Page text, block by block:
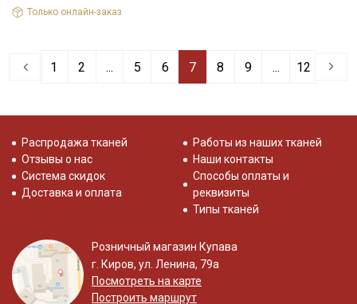
Только онлайн-заказ
1 2 ... 5 6 7 8 9 ... 12
Распродажа тканей
Отзывы о нас
Система скидок
Доставка и оплата
Работы из наших тканей
Наши контакты
Способы оплаты и
реквизиты
Типы тканей
Розничный магазин Купава
г. Киров, ул. Ленина, 79а
Посмотреть на карте
Построить маршрут